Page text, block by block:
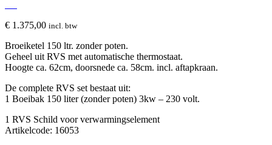
€ 1.375,00 incl. btw
Broeiketel 150 ltr. zonder poten.
Geheel uit RVS met automatische thermostaat.
Hoogte ca. 62cm, doorsnede ca. 58cm. incl. aftapkraan.
De complete RVS set bestaat uit:
1 Boeibak 150 liter (zonder poten) 3kw – 230 volt.
1 RVS Schild voor verwarmingselement
Artikelcode: 16053